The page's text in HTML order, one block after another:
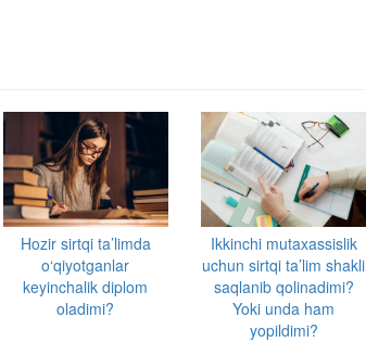
Hozir sirtqi ta’limda
o‘qiyotganlar
keyinchalik diplom
oladimi?
Ikkinchi mutaxassislik
uchun sirtqi ta’lim shakli
saqlanib qolinadimi?
Yoki unda ham
yopildimi?